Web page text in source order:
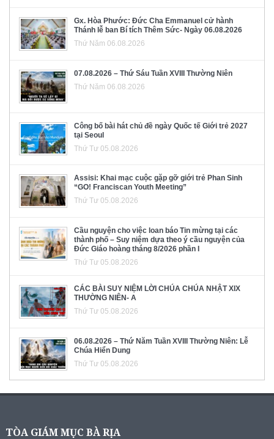
Gx. Hòa Phước: Đức Cha Emmanuel cử hành
Thánh lễ ban Bí tích Thêm Sức- Ngày 06.08.2026
Thứ Năm 06.08.2026
07.08.2026 – Thứ Sáu Tuần XVIII Thường Niên
Thứ Năm 06.08.2026
Công bố bài hát chủ đề ngày Quốc tế Giới trẻ 2027
tại Seoul
Thứ Tư 05.08.2026
Assisi: Khai mạc cuộc gặp gỡ giới trẻ Phan Sinh
“GO! Franciscan Youth Meeting”
Thứ Tư 05.08.2026
Cầu nguyện cho việc loan báo Tin mừng tại các
thành phố – Suy niệm dựa theo ý cầu nguyện của
Đức Giáo hoàng tháng 8/2026 phần I
Thứ Tư 05.08.2026
CÁC BÀI SUY NIỆM LỜI CHÚA CHÚA NHẬT XIX
THƯỜNG NIÊN- A
Thứ Tư 05.08.2026
06.08.2026 – Thứ Năm Tuần XVIII Thường Niên: Lễ
Chúa Hiển Dung
Thứ Tư 05.08.2026
TÒA GIÁM MỤC BÀ RỊA